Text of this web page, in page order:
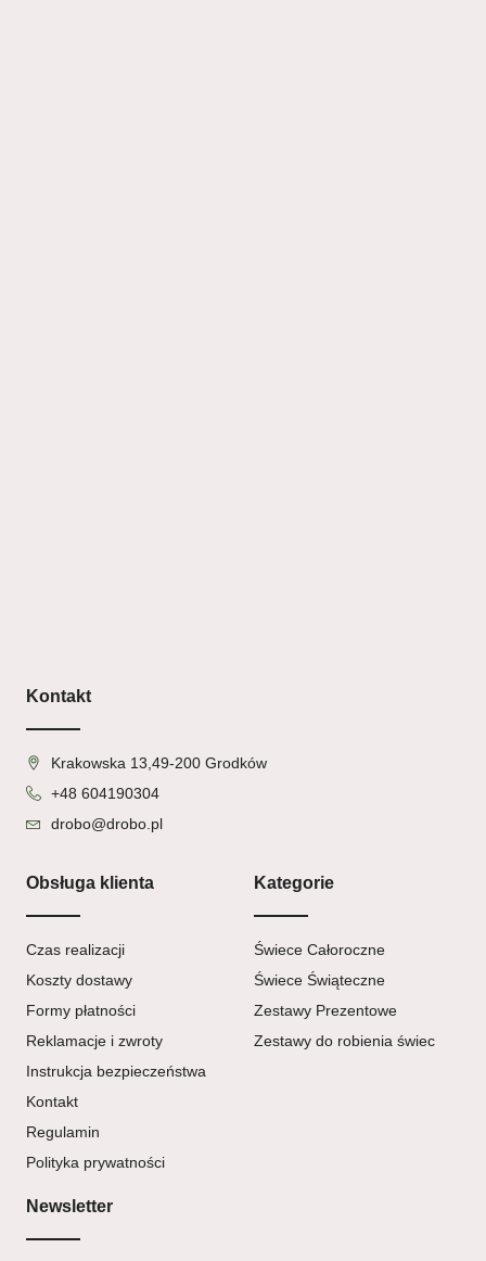
Kontakt
Krakowska 13,49-200 Grodków
+48 604190304
drobo@drobo.pl
Obsługa klienta
Czas realizacji
Koszty dostawy
Formy płatności
Reklamacje i zwroty
Instrukcja bezpieczeństwa
Kontakt
Regulamin
Polityka prywatności
Kategorie
Świece Całoroczne
Świece Świąteczne
Zestawy Prezentowe
Zestawy do robienia świec
Newsletter